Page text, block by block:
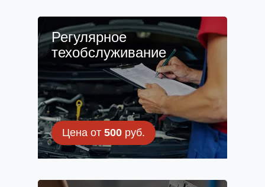
Регулярное
техобслуживание
Цена от 500руб.